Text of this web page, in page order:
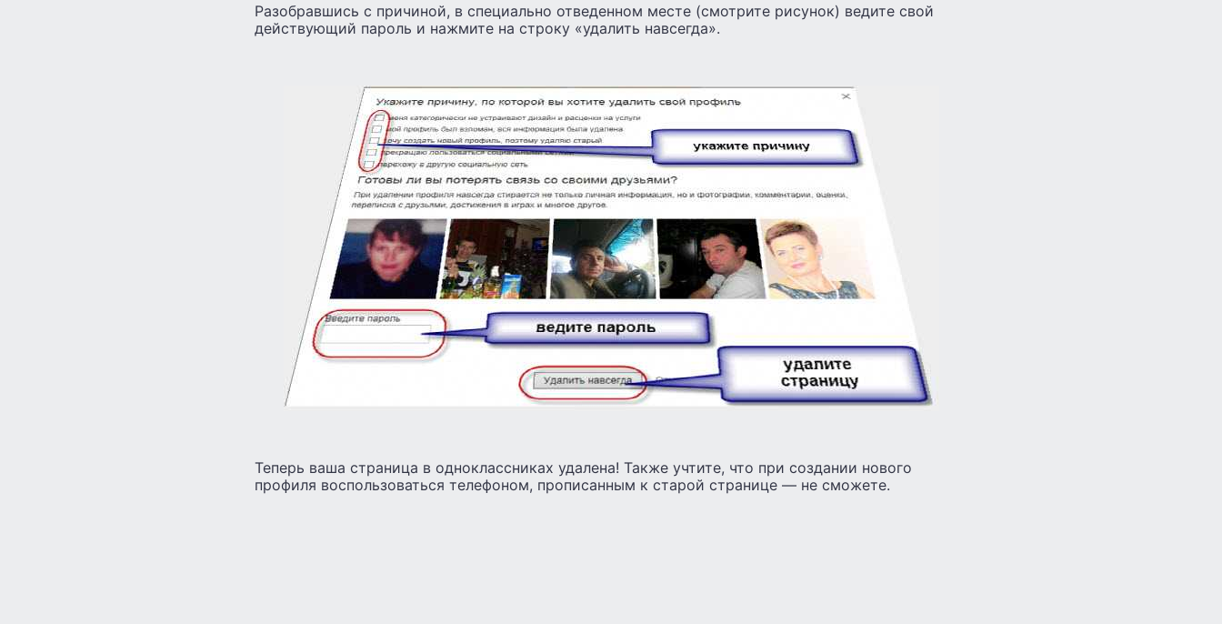
Разобравшись с причиной, в специально отведенном месте (смотрите рисунок) ведите свой
действующий пароль и нажмите на строку «удалить навсегда».
Теперь ваша страница в одноклассниках удалена! Также учтите, что при создании нового
профиля воспользоваться телефоном, прописанным к старой странице — не сможете.